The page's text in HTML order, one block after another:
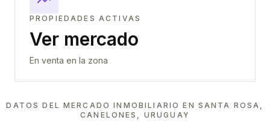
PROPIEDADES ACTIVAS
Ver mercado
En venta en la zona
DATOS DEL MERCADO INMOBILIARIO EN SANTA ROSA,
CANELONES, URUGUAY